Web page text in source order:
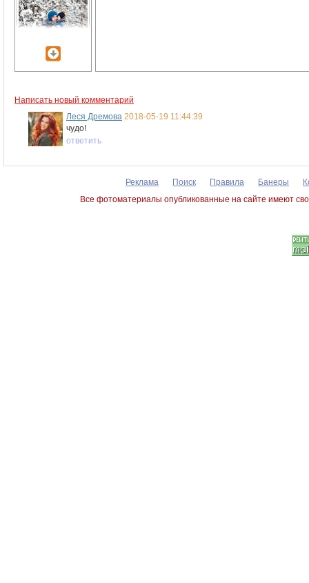
Написать новый комментарий
Леся Дремова 2018-05-19 11:44:39
чудо!
ответить
Реклама Поиск Правила Банеры
Все фотоматериалы опубликованные на сайте имеют